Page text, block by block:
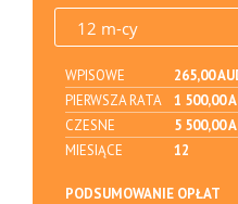
WPISOWE
265,00
PIERWSZA RATA
1 500,00
CZESNE
5 500,00
MIESIĄCE
12
PODSUMOWANIE OPŁAT